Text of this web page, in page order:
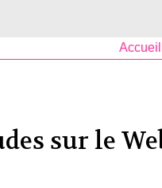
Accueil
sur le